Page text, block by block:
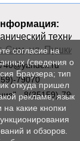
Сим, ул.
79070
- 8(35159)-
согласие на
(сведения о
Браузера; тип
откуда пришел
рекламе; язык
какие кнопки
и обзоров.